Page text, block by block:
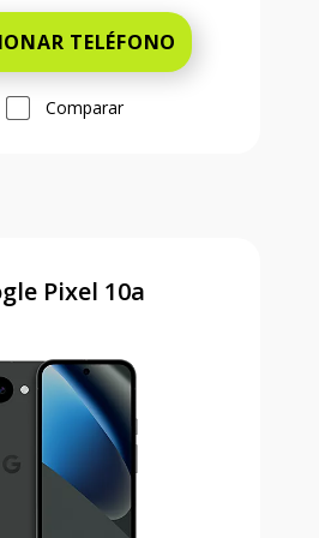
TELÉFONO
Comparar
Pixel 10a